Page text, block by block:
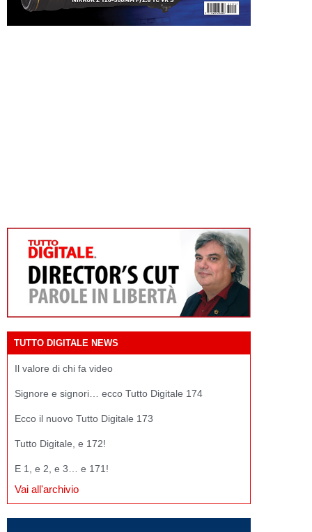
TUTTO DIGITALE NEWS
Il valore di chi fa video
Signore e signori… ecco Tutto Digitale 174
Ecco il nuovo Tutto Digitale 173
Tutto Digitale, e 172!
E 1, e 2, e 3… e 171!
Vai all'archivio